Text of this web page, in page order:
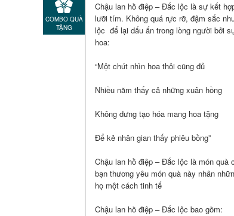
COMBO QUÀ
TẶNG
Chậu lan hồ điệp – Đắc lộc là sự kết
lưỡi tím. Không quá rực rỡ, đậm sắc
lộc để lại dấu ấn trong lòng người bởi
hoa:
“Một chút nhìn hoa thôi cũng đủ
Nhiều năm thấy cả những xuân hồng
Không dưng tạo hóa mang hoa tặng
Để kẻ nhân gian thấy phiêu bồng”
Chậu lan hồ điệp – Đắc lộc là món
bạn thương yêu món quà này nhân
họ một cách tinh tế
Chậu lan hồ điệp – Đắc lộc bao gồm: